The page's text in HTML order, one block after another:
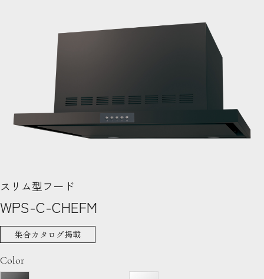
スリム型フード
WPS-C-CHEFM
集合カタログ掲載
Color